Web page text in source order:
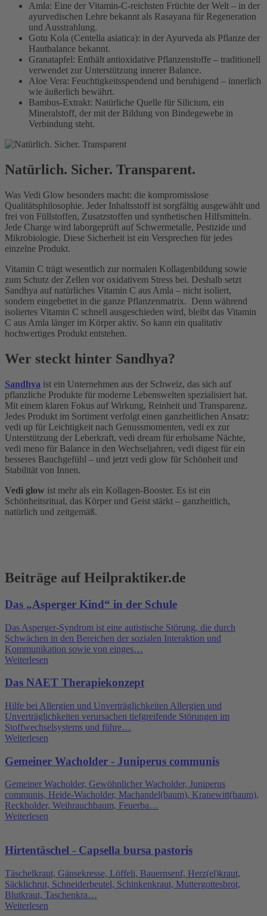
Amla: Eine der Vitamin-C-reichsten Früchte der Welt – in der
ayurvedischen Lehre bekannt als Rasayana für Regeneration
und Ausstrahlung.
Gotu Kola (Centella asiatica): in der Ayurveda als Pflanze der
Hautbalance bekannt.
Granatapfel: Enthält antioxidative Pflanzenstoffe – traditionell
verwendet zur Unterstützung innerer Balance.
Aloe Vera: Feuchtigkeitsspendend und beruhigend – innerlich
wie äußerlich bewährt.
Bambus-Extrakt: Natürliche Quelle für Silicium, ein
Mineralstoff, der mit der Bildung von Bindegewebe in
Verbindung steht.
Natürlich. Sicher. Transparent.
Was Vedi Glow besonders macht: die kompromisslose
Qualitätsphilosophie. Jeder Inhaltsstoff ist sorgfältig ausgewählt und
frei von Füllstoffen, Zusatzstoffen und synthetischen Hilfsmitteln.
Jede Charge wird laborgeprüft auf Schwermetalle, Pestizide und
Mikrobiologie. Diese Sicherheit ist ein Versprechen für jedes
einzelne Produkt.
Vitamin C trägt wesentlich zur normalen Kollagenbildung sowie
zum Schutz der Zellen vor oxidativem Stress bei. Deshalb setzt
Sandhya auf natürliches Vitamin C aus Amla – nicht isoliert,
sondern eingebettet in die ganze Pflanzenmatrix. Denn während
isoliertes Vitamin C schnell ausgeschieden wird, bleibt das Vitamin
C aus Amla länger im Körper aktiv. So kann ein qualitativ
hochwertiges Produkt entstehen.
Wer steckt hinter Sandhya?
Sandhya ist ein Unternehmen aus der Schweiz, das sich auf
pflanzliche Produkte für moderne Lebenswelten spezialisiert hat.
Mit einem klaren Fokus auf Wirkung, Reinheit und Transparenz.
Jedes Produkt im Sortiment verfolgt einen ganzheitlichen Ansatz:
vedi up für Leichtigkeit nach Genussmomenten, vedi ex zur
Unterstützung der Leberkraft, vedi dream für erholsame Nächte,
vedi meno für Balance in den Wechseljahren, vedi digest für ein
besseres Bauchgefühl – und jetzt vedi glow für Schönheit und
Stabilität von Innen.
Vedi glow ist mehr als ein Kollagen-Booster. Es ist ein
Schönheitsritual, das Körper und Geist stärkt – ganzheitlich,
natürlich und zeitgemäß.
Beiträge auf Heilpraktiker.de
Das „Asperger Kind“ in der Schule
Das Asperger-Syndrom ist eine autistische Störung, die durch
Schwächen in den Bereichen der sozialen Interaktion und
Kommunikation sowie von einges…
Weiterlesen
Das NAET Therapiekonzept
Hilfe bei Allergien und Unverträglichkeiten Allergien und
Unverträglichkeiten verursachen tiefgreifende Störungen im
Stoffwechselsystems und führe…
Weiterlesen
Gemeiner Wacholder - Juniperus communis
Gemeiner Wacholder, Gewöhnlicher Wacholder, Juniperus
communis, Heide-Wacholder, Machandel(baum), Kranewitt(baum),
Reckholder, Weihrauchbaum, Feuerba…
Weiterlesen
Hirtentäschel - Capsella bursa pastoris
Täschelkraut, Gänsekresse, Löffeli, Bauernsenf, Herz(el)kraut,
Säcklichrut, Schneiderbeutel, Schinkenkraut, Muttergottesbrot,
Blutkraut, Taschenkra…
Weiterlesen